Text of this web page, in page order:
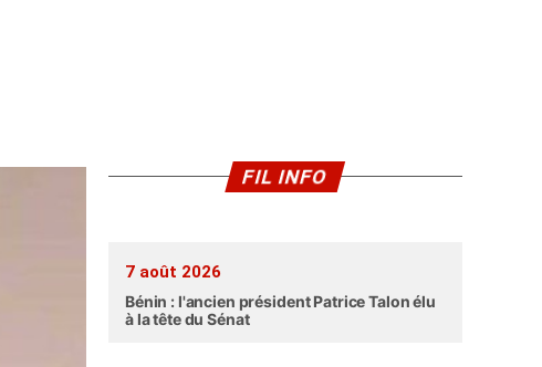
FIL INFO
7 août 2026
Bénin : l'ancien président Patrice Talon élu
à la tête du Sénat